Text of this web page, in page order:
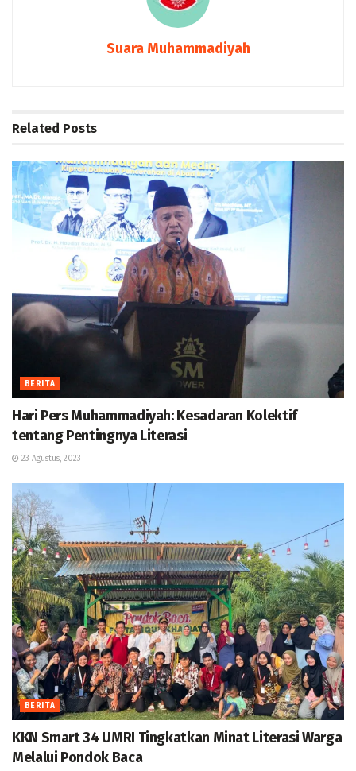
Suara Muhammadiyah
Related Posts
BERITA
Hari Pers Muhammadiyah: Kesadaran Kolektif
tentang Pentingnya Literasi
23 Agustus, 2023
BERITA
KKN Smart 34 UMRI Tingkatkan Minat Literasi Warga
Melalui Pondok Baca